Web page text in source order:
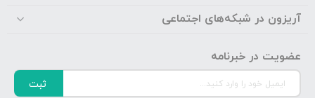
آریزون در شبکه‌های اجتماعی
عضویت در خبرنامه
ثبت